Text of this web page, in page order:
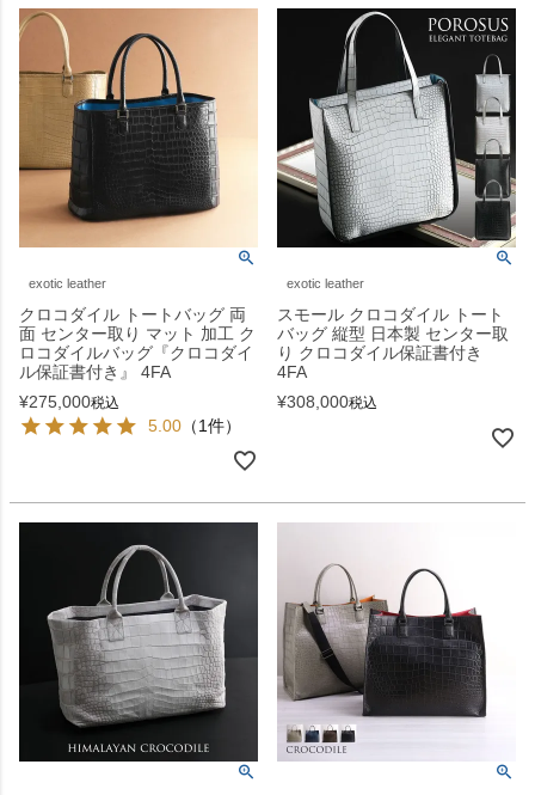
exotic leather
クロコダイル トートバッグ 両
面 センター取り マット 加工 ク
ロコダイルバッグ『クロコダイ
ル保証書付き』 4FA
¥275,000税込
5.00 （1件）
exotic leather
スモール クロコダイル トート
バッグ 縦型 日本製 センター取
り クロコダイル保証書付き
4FA
¥308,000税込